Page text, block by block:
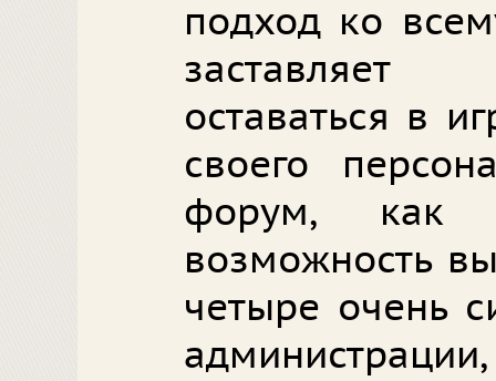
подход ко
заставляет
оставаться в
своего
форум, как
возможность
четыре очень